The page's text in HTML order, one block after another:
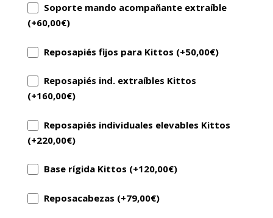
Soporte mando acompañante extraíble
(+60,00€)
Reposapiés fijos para Kittos (+50,00€)
Reposapiés ind. extraíbles Kittos
(+160,00€)
Reposapiés individuales elevables Kittos
(+220,00€)
Base rígida Kittos (+120,00€)
Reposacabezas (+79,00€)